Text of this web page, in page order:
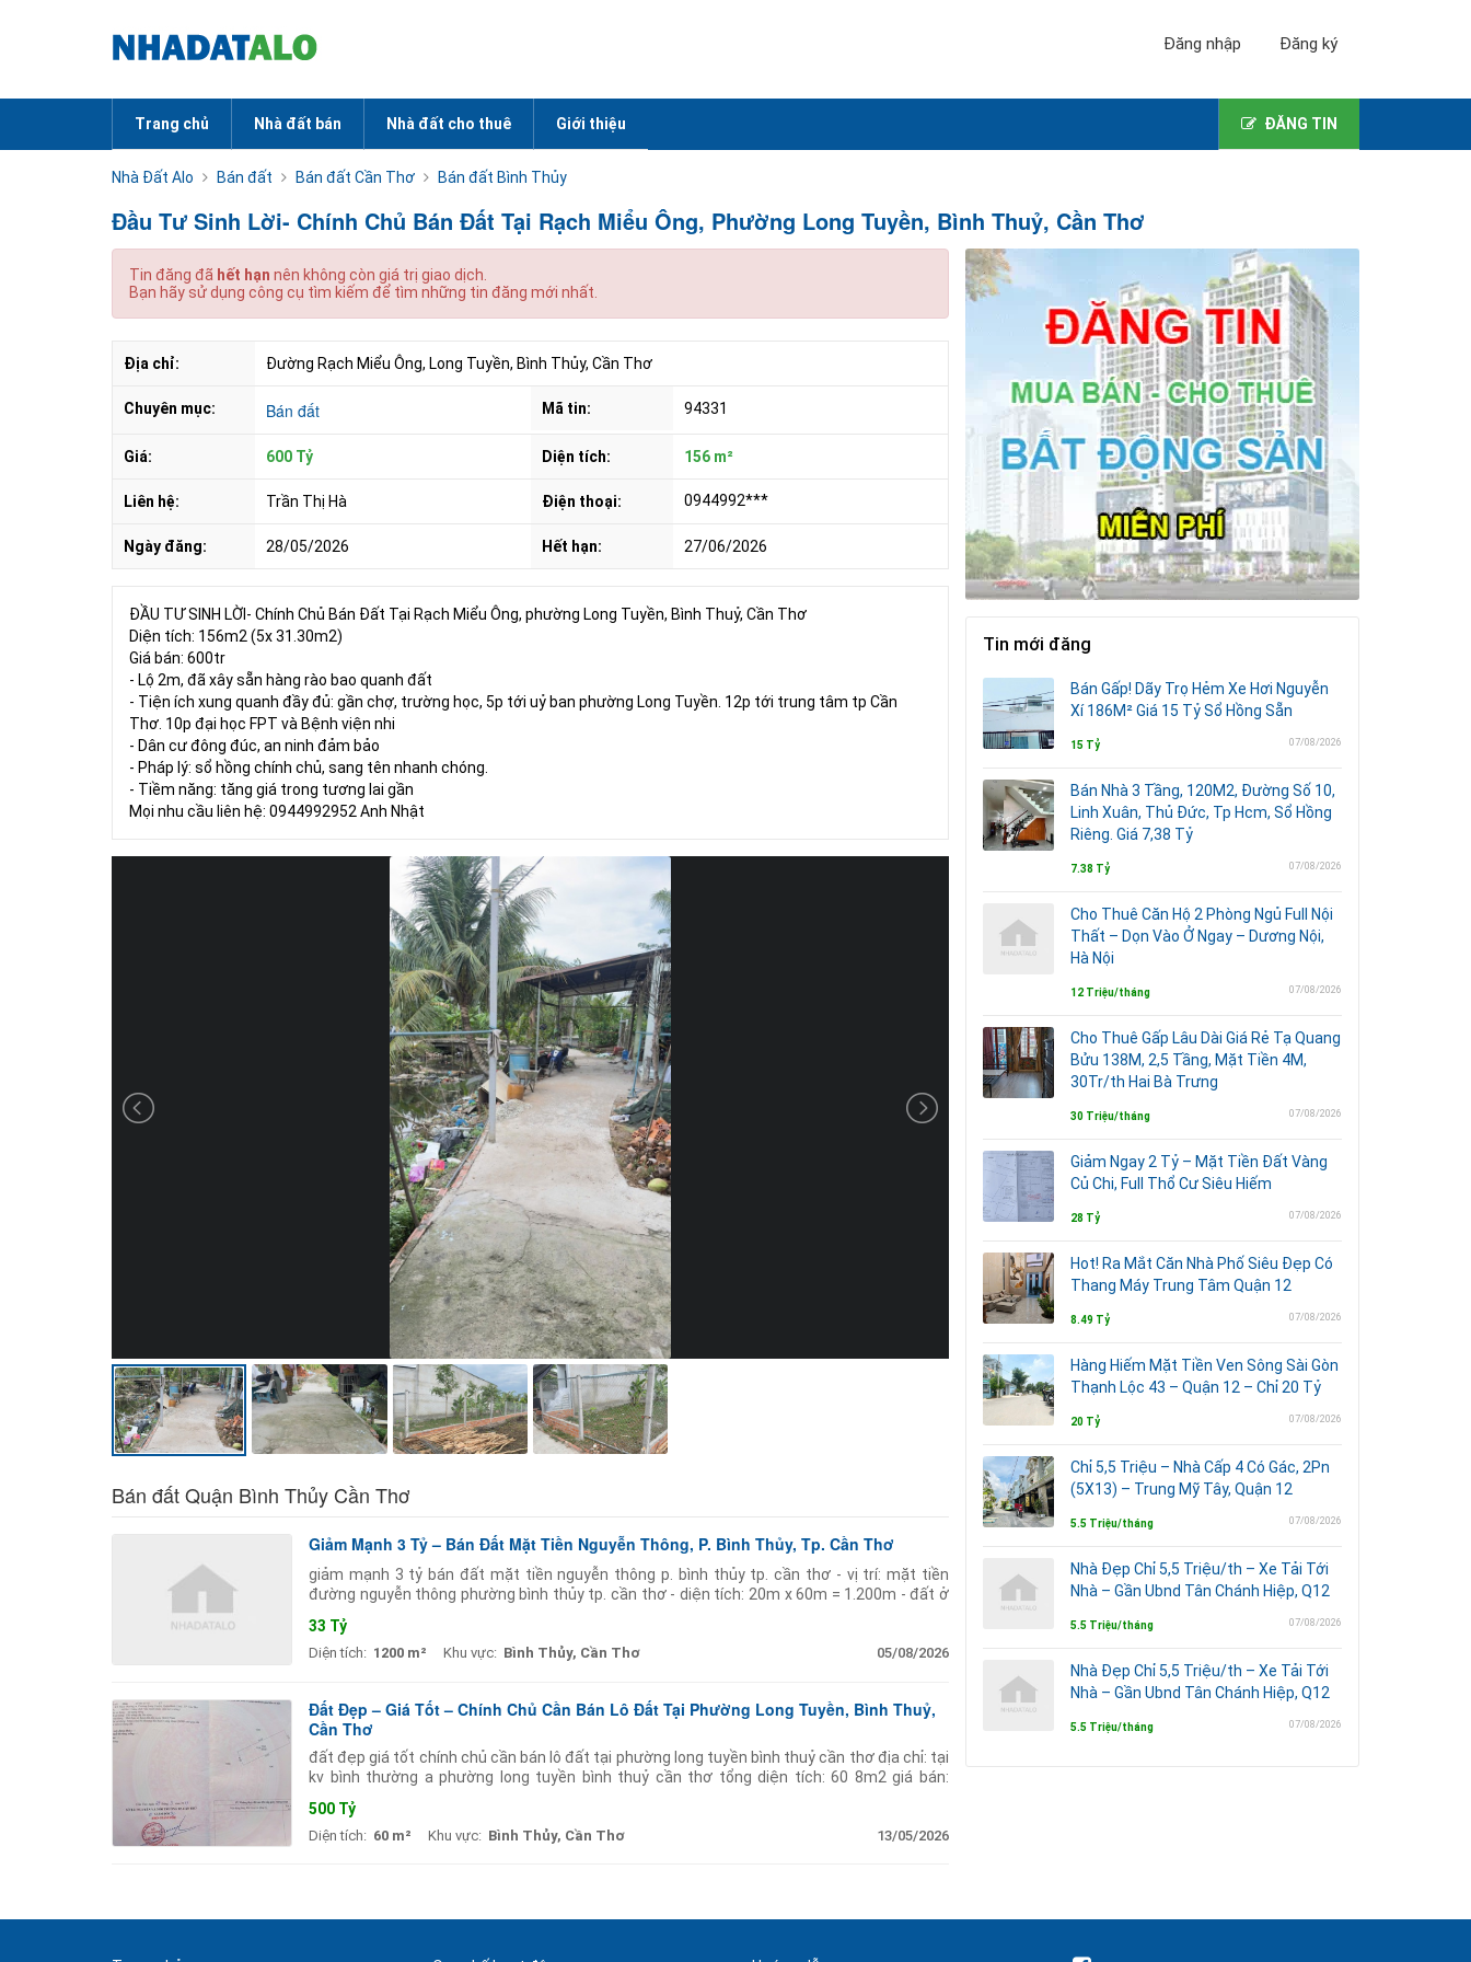
Đăng nhập Đăng ký
Trang chủ Nhà đất bán Nhà đất cho thuê Giới thiệu ĐĂNG TIN
Nhà Đất Alo Bán đất Bán đất Cần Thơ Bán đất Bình Thủy
Đầu Tư Sinh Lời- Chính Chủ Bán Đất Tại Rạch Miểu Ông, Phường Long Tuyền, Bình Thuỷ, Cần Thơ
Tin đăng đã hết hạn nên không còn giá trị giao dịch.
Bạn hãy sử dụng công cụ tìm kiếm để tìm những tin đăng mới nhất.
Địa chỉ: Đường Rạch Miểu Ông, Long Tuyền, Bình Thủy, Cần Thơ
Chuyên mục: Bán đất Mã tin: 94331
Giá: 600 Tỷ Diện tích: 156 m²
Liên hệ: Trần Thị Hà Điện thoại: 0944992***
Ngày đăng: 28/05/2026 Hết hạn: 27/06/2026
ĐẦU TƯ SINH LỜI- Chính Chủ Bán Đất Tại Rạch Miểu Ông, phường Long Tuyền, Bình Thuỷ, Cần Thơ
Diện tích: 156m2 (5x 31.30m2)
Giá bán: 600tr
- Lộ 2m, đã xây sẵn hàng rào bao quanh đất
- Tiện ích xung quanh đầy đủ: gần chợ, trường học, 5p tới uỷ ban phường Long Tuyền. 12p tới trung tâm tp Cần
Thơ. 10p đại học FPT và Bệnh viện nhi
- Dân cư đông đúc, an ninh đảm bảo
- Pháp lý: sổ hồng chính chủ, sang tên nhanh chóng.
- Tiềm năng: tăng giá trong tương lai gần
Mọi nhu cầu liên hệ: 0944992952 Anh Nhật
Bán đất Quận Bình Thủy Cần Thơ
Giảm Mạnh 3 Tỷ – Bán Đất Mặt Tiền Nguyễn Thông, P. Bình Thủy, Tp. Cần Thơ
giảm mạnh 3 tỷ bán đất mặt tiền nguyễn thông p. bình thủy tp. cần thơ - vị trí: mặt tiền
đường nguyễn thông phường bình thủy tp. cần thơ - diện tích: 20m x 60m = 1.200m - đất ở
33 Tỷ
Diện tích: 1200 m² Khu vực: Bình Thủy, Cần Thơ 05/08/2026
Đất Đẹp – Giá Tốt – Chính Chủ Cần Bán Lô Đất Tại Phường Long Tuyền, Bình Thuỷ,
Cần Thơ
đất đẹp giá tốt chính chủ cần bán lô đất tại phường long tuyền bình thuỷ cần thơ địa chỉ: tại
kv bình thường a phường long tuyền bình thuỷ cần thơ tổng diện tích: 60 8m2 giá bán:
500 Tỷ
Diện tích: 60 m² Khu vực: Bình Thủy, Cần Thơ 13/05/2026
Tin mới đăng
Bán Gấp! Dãy Trọ Hẻm Xe Hơi Nguyễn
Xí 186M² Giá 15 Tỷ Sổ Hồng Sẵn
15 Tỷ 07/08/2026
Bán Nhà 3 Tầng, 120M2, Đường Số 10,
Linh Xuân, Thủ Đức, Tp Hcm, Sổ Hồng
Riêng. Giá 7,38 Tỷ
7.38 Tỷ 07/08/2026
Cho Thuê Căn Hộ 2 Phòng Ngủ Full Nội
Thất – Dọn Vào Ở Ngay – Dương Nội,
Hà Nội
12 Triệu/tháng 07/08/2026
Cho Thuê Gấp Lâu Dài Giá Rẻ Tạ Quang
Bửu 138M, 2,5 Tầng, Mặt Tiền 4M,
30Tr/th Hai Bà Trưng
30 Triệu/tháng 07/08/2026
Giảm Ngay 2 Tỷ – Mặt Tiền Đất Vàng
Củ Chi, Full Thổ Cư Siêu Hiếm
28 Tỷ 07/08/2026
Hot! Ra Mắt Căn Nhà Phố Siêu Đẹp Có
Thang Máy Trung Tâm Quận 12
8.49 Tỷ 07/08/2026
Hàng Hiếm Mặt Tiền Ven Sông Sài Gòn
Thạnh Lộc 43 – Quận 12 – Chỉ 20 Tỷ
20 Tỷ 07/08/2026
Chỉ 5,5 Triệu – Nhà Cấp 4 Có Gác, 2Pn
(5X13) – Trung Mỹ Tây, Quận 12
5.5 Triệu/tháng 07/08/2026
Nhà Đẹp Chỉ 5,5 Triệu/th – Xe Tải Tới
Nhà – Gần Ubnd Tân Chánh Hiệp, Q12
5.5 Triệu/tháng 07/08/2026
Nhà Đẹp Chỉ 5,5 Triệu/th – Xe Tải Tới
Nhà – Gần Ubnd Tân Chánh Hiệp, Q12
5.5 Triệu/tháng 07/08/2026